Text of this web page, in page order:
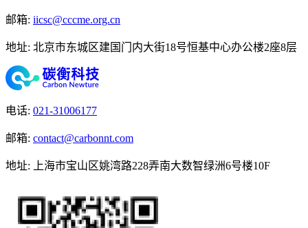
邮箱: iicsc@cccme.org.cn
地址: 北京市东城区建国门内大街18号恒基中心办公楼2座8层
电话: 021-31006177
邮箱: contact@carbonnt.com
地址: 上海市宝山区姚湾路228弄南大数智绿洲6号楼10F